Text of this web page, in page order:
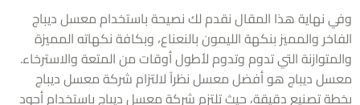
نهاية هذا المقال نقدم لك نصيحة باستخدام معسل ديباج
والمميز بنكهة الليمون بالنعناع، وبكافة نكهاته المميزة
التي تدوم وتدوم لأطول أوقات من المتعة والاسترخاء.
ديباج هو أفضل معسل نظراً لالتزام شركة معسل ديباج
تصنيع دقيقة، حيث تلتزم شركة معسل ديباج باستخدام أجود